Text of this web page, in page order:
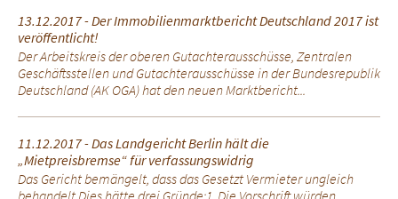
13.12.2017 - Der Immobilienmarktbericht Deutschland 2017 ist
veröffentlicht!
Der Arbeitskreis der oberen Gutachterausschüsse, Zentralen
Geschäftsstellen und Gutachterausschüsse in der Bundesrepublik
Deutschland (AK OGA) hat den neuen Marktbericht...
11.12.2017 - Das Landgericht Berlin hält die
„Mietpreisbremse“ für verfassungswidrig
Das Gericht bemängelt, dass das Gesetzt Vermieter ungleich